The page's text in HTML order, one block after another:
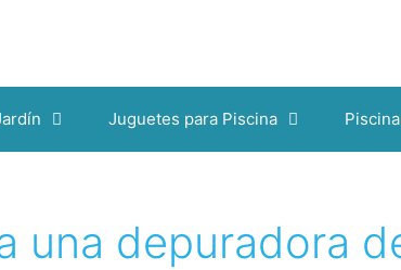
Juguetes para Piscina
una depuradora